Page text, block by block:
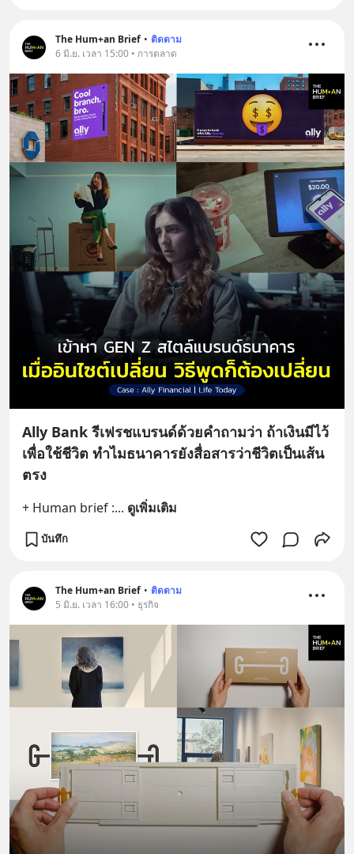
The Hum+an Brief • ติดตาม
6 มิ.ย. เวลา 15:00 • การตลาด
Ally Bank รีเฟรชแบรนด์ด้วยคำถามว่า ถ้าเงินมีไว้
เพื่อใช้ชีวิต ทำไมธนาคารยังสื่อสารว่าชีวิตเป็นเส้น
ตรง
+ Human brief :... ดูเพิ่มเติม
บันทึก
The Hum+an Brief • ติดตาม
5 มิ.ย. เวลา 16:00 • ธุรกิจ